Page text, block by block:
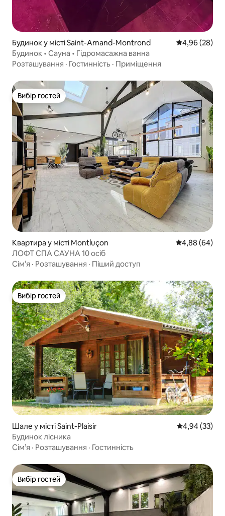
Будинок у місті Saint-Amand-Montrond Середня
4,96 (28)
Будинок • Сауна • Гідромасажна ванна
Розташування · Гостинність · Приміщення
Вибір гостей
Вибір гостей
Квартира у місті Montluçon Середня
4,88 (64)
ЛОФТ СПА САУНА 10 осіб
Сім’я · Розташування · Піший доступ
Вибір гостей
Вибір гостей
Шале у місті Saint-Plaisir Середня
4,94 (33)
Будинок лісника
Сім’я · Розташування · Гостинність
Вибір гостей
Вибір гостей